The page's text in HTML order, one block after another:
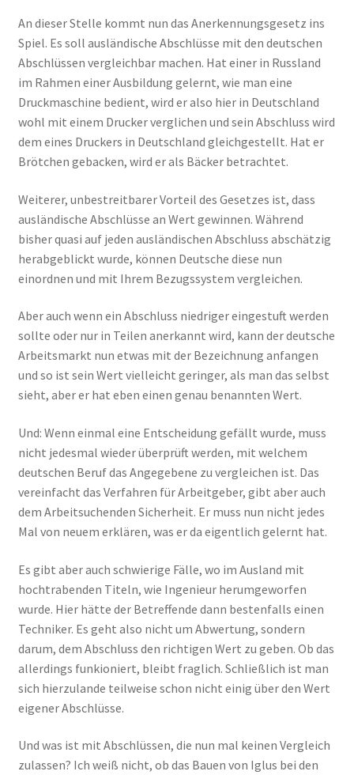
An dieser Stelle kommt nun das Anerkennungsgesetz ins
Spiel. Es soll ausländische Abschlüsse mit den deutschen
Abschlüssen vergleichbar machen. Hat einer in Russland
im Rahmen einer Ausbildung gelernt, wie man eine
Druckmaschine bedient, wird er also hier in Deutschland
wohl mit einem Drucker verglichen und sein Abschluss wird
dem eines Druckers in Deutschland gleichgestellt. Hat er
Brötchen gebacken, wird er als Bäcker betrachtet.
Weiterer, unbestreitbarer Vorteil des Gesetzes ist, dass
ausländische Abschlüsse an Wert gewinnen. Während
bisher quasi auf jeden ausländischen Abschluss abschätzig
herabgeblickt wurde, können Deutsche diese nun
einordnen und mit Ihrem Bezugssystem vergleichen.
Aber auch wenn ein Abschluss niedriger eingestuft werden
sollte oder nur in Teilen anerkannt wird, kann der deutsche
Arbeitsmarkt nun etwas mit der Bezeichnung anfangen
und so ist sein Wert vielleicht geringer, als man das selbst
sieht, aber er hat eben einen genau benannten Wert.
Und: Wenn einmal eine Entscheidung gefällt wurde, muss
nicht jedesmal wieder überprüft werden, mit welchem
deutschen Beruf das Angegebene zu vergleichen ist. Das
vereinfacht das Verfahren für Arbeitgeber, gibt aber auch
dem Arbeitsuchenden Sicherheit. Er muss nun nicht jedes
Mal von neuem erklären, was er da eigentlich gelernt hat.
Es gibt aber auch schwierige Fälle, wo im Ausland mit
hochtrabenden Titeln, wie Ingenieur herumgeworfen
wurde. Hier hätte der Betreffende dann bestenfalls einen
Techniker. Es geht also nicht um Abwertung, sondern
darum, dem Abschluss den richtigen Wert zu geben. Ob das
allerdings funkioniert, bleibt fraglich. Schließlich ist man
sich hierzulande teilweise schon nicht einig über den Wert
eigener Abschlüsse.
Und was ist mit Abschlüssen, die nun mal keinen Vergleich
zulassen? Ich weiß nicht, ob das Bauen von Iglus bei den